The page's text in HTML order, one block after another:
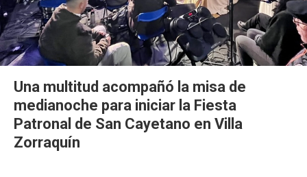
Una multitud acompañó la misa de
medianoche para iniciar la Fiesta
Patronal de San Cayetano en Villa
Zorraquín